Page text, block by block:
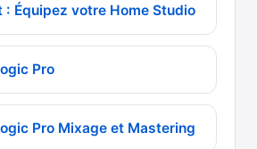
Équipez votre Home Studio
Pro
Pro Mixage et Mastering